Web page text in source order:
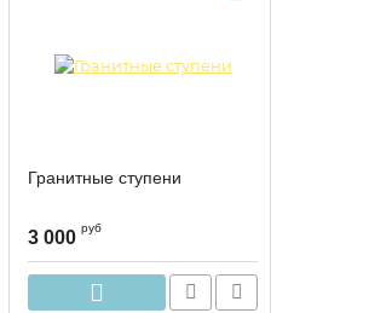
Гранитные ступени
3 000 руб